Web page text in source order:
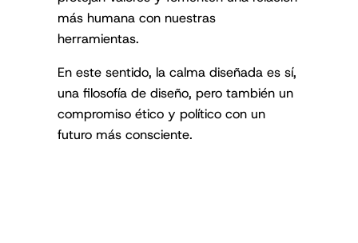
más humana con nuestras
herramientas.
En este sentido, la calma diseñada es sí,
una filosofía de diseño, pero también un
compromiso ético y político con un
futuro más consciente.